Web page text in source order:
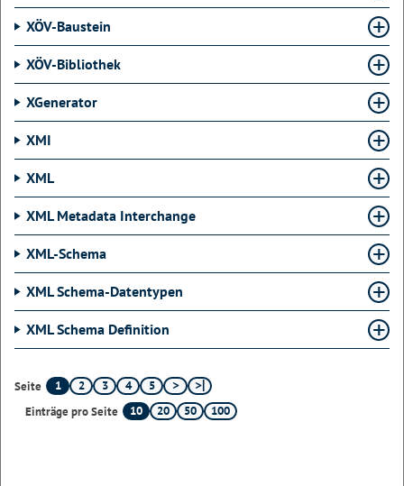
XÖV-Baustein
XÖV-Bibliothek
XGenerator
XMI
XML
XML Metadata Interchange
XML-Schema
XML Schema-Datentypen
XML Schema Definition
Seite 1 2 3 4
5
Einträge pro Seite
10 20 50 100